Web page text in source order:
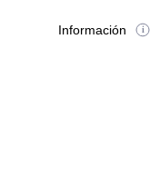
Información